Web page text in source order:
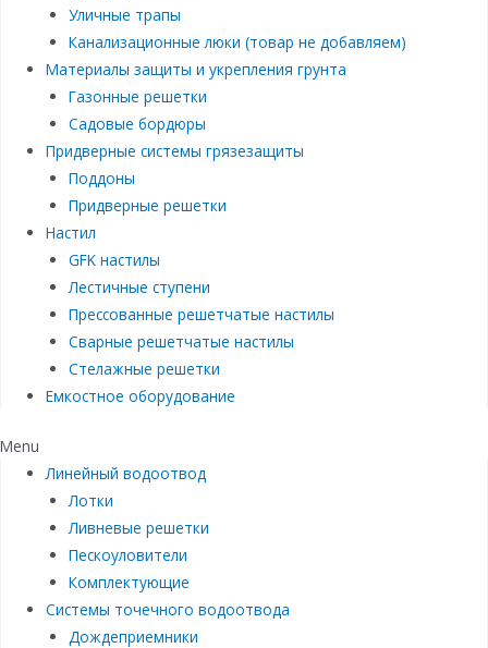
Уличные трапы
Канализационные люки (товар не добавляем)
Материалы защиты и укрепления грунта
Газонные решетки
Садовые бордюры
Придверные системы грязезащиты
Поддоны
Придверные решетки
Настил
GFK настилы
Лестичные ступени
Прессованные решетчатые настилы
Сварные решетчатые настилы
Стелажные решетки
Емкостное оборудование
Menu
Линейный водоотвод
Лотки
Ливневые решетки
Пескоуловители
Комплектующие
Системы точечного водоотвода
Дождеприемники